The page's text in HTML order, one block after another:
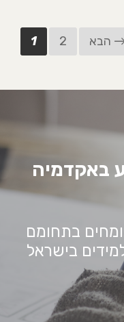
1 2 →
באקדמיה
בתחומם
בישראל